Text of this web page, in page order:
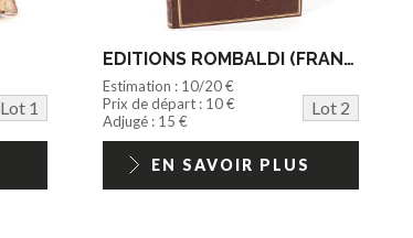
Lot 1
EDITIONS ROMBALDI (FRANCE) (1)
Estimation : 10/20 €
Prix de départ : 10 €
Lot 2
Adjugé : 15 €
EN SAVOIR PLUS